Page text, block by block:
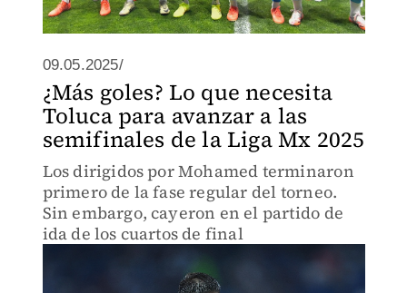
09.05.2025/
¿Más goles? Lo que necesita
Toluca para avanzar a las
semifinales de la Liga Mx 2025
Los dirigidos por Mohamed terminaron
primero de la fase regular del torneo.
Sin embargo, cayeron en el partido de
ida de los cuartos de final